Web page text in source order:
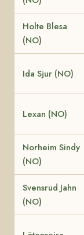
Holte Blesa
(NO)
Ida Sjur (NO)
Lexan (NO)
Norheim Sindy
(NO)
Svensrud Jahn
(NO)